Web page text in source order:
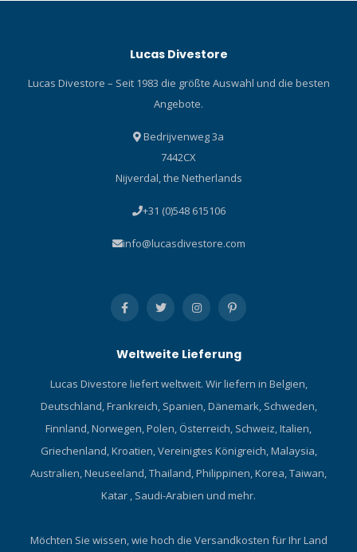
Lucas Divestore
Lucas Divestore – Seit 1983 die größte Auswahl und die besten
Angebote.
Bedrijvenweg 3a
7442CX
Nijverdal, the Netherlands
+31 (0)548 615106
info@lucasdivestore.com
Weltweite Lieferung
Lucas Divestore liefert weltweit. Wir liefern in Belgien,
Deutschland, Frankreich, Spanien, Dänemark, Schweden,
Finnland, Norwegen, Polen, Österreich, Schweiz, Italien,
Griechenland, Kroatien, Vereinigtes Königreich, Malaysia,
Australien, Neuseeland, Thailand, Philippinen, Korea, Taiwan,
Katar , Saudi-Arabien und mehr.
Möchten Sie wissen, wie hoch die Versandkosten für Ihr Land